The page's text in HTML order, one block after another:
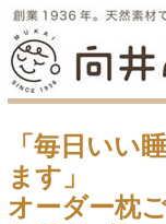
「毎日いい
ます」
オーダー枕